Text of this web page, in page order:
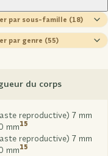
du corps
reproductive) 7 mm
mm15
reproductive) 7 mm
mm15